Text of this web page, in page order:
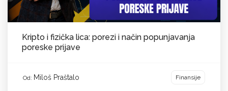
Kripto i fizička lica: porezi i način popunjavanja
poreske prijave
Od: Miloš Praštalo Finansije